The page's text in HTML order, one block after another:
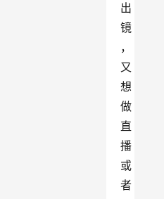
出
镜
，
又
想
做
直
播
或
者